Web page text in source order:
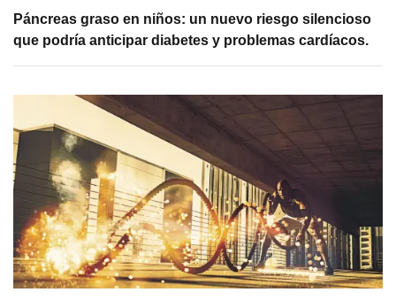
Páncreas graso en niños: un nuevo riesgo silencioso
que podría anticipar diabetes y problemas cardíacos.